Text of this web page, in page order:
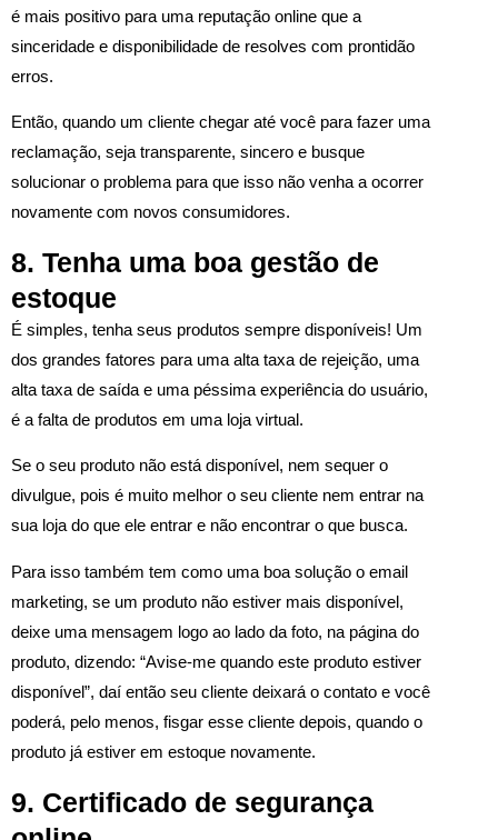
é mais positivo para uma reputação online que a
sinceridade e disponibilidade de resolves com prontidão
erros.
Então, quando um cliente chegar até você para fazer uma
reclamação, seja transparente, sincero e busque
solucionar o problema para que isso não venha a ocorrer
novamente com novos consumidores.
8. Tenha uma boa gestão de
estoque
É simples, tenha seus produtos sempre disponíveis! Um
dos grandes fatores para uma alta taxa de rejeição, uma
alta taxa de saída e uma péssima experiência do usuário,
é a falta de produtos em uma loja virtual.
Se o seu produto não está disponível, nem sequer o
divulgue, pois é muito melhor o seu cliente nem entrar na
sua loja do que ele entrar e não encontrar o que busca.
Para isso também tem como uma boa solução o email
marketing, se um produto não estiver mais disponível,
deixe uma mensagem logo ao lado da foto, na página do
produto, dizendo: “Avise-me quando este produto estiver
disponível”, daí então seu cliente deixará o contato e você
poderá, pelo menos, fisgar esse cliente depois, quando o
produto já estiver em estoque novamente.
9. Certificado de segurança